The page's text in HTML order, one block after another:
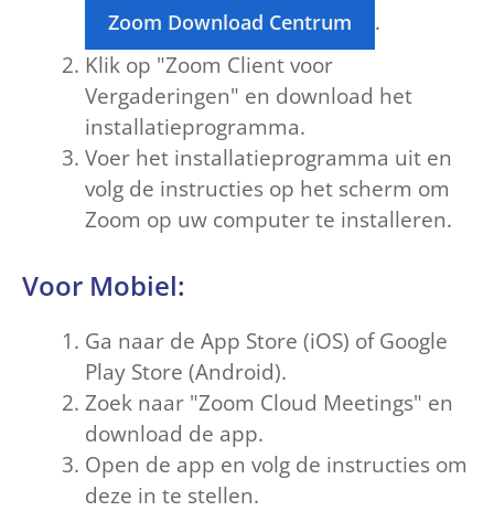
Zoom Download Centrum
.
Klik op "Zoom Client voor
Vergaderingen" en download het
installatieprogramma.
Voer het installatieprogramma uit en
volg de instructies op het scherm om
Zoom op uw computer te installeren.
Voor Mobiel:
Ga naar de App Store (iOS) of Google
Play Store (Android).
Zoek naar "Zoom Cloud Meetings" en
download de app.
Open de app en volg de instructies om
deze in te stellen.